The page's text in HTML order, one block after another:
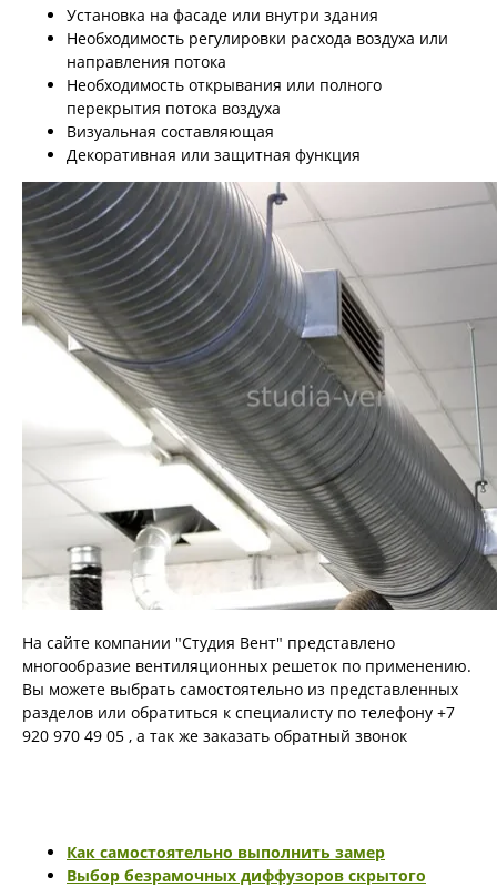
Установка на фасаде или внутри здания
Необходимость регулировки расхода воздуха или
направления потока
Необходимость открывания или полного
перекрытия потока воздуха
Визуальная составляющая
Декоративная или защитная функция
На сайте компании "Студия Вент" представлено
многообразие вентиляционных решеток по применению.
Вы можете выбрать самостоятельно из представленных
разделов или обратиться к специалисту по телефону +7
920 970 49 05 , а так же заказать обратный звонок
Как самостоятельно выполнить замер
Выбор безрамочных диффузоров скрытого